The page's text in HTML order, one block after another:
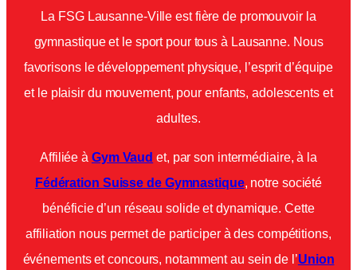
La FSG Lausanne-Ville est fière de promouvoir la
gymnastique et le sport pour tous à Lausanne. Nous
favorisons le développement physique, l’esprit d’équipe
et le plaisir du mouvement, pour enfants, adolescents et
adultes.
Affiliée à Gym Vaud et, par son intermédiaire, à la
Fédération Suisse de Gymnastique, notre société
bénéficie d’un réseau solide et dynamique. Cette
affiliation nous permet de participer à des compétitions,
événements et concours, notamment au sein de l’Union